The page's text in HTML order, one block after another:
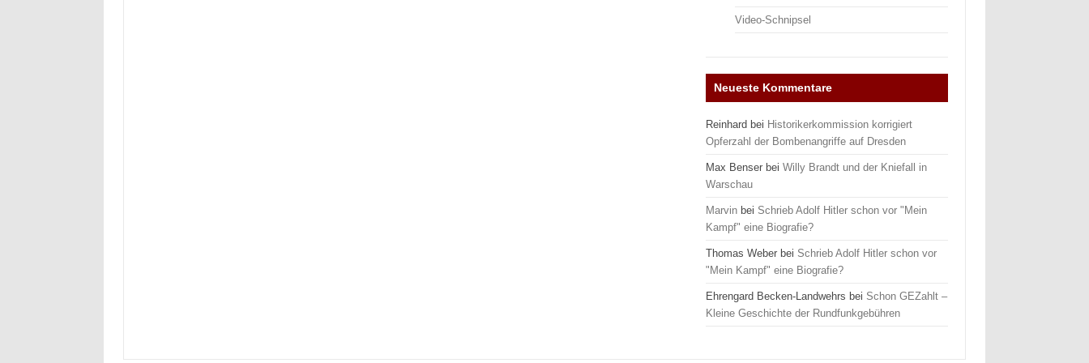
Video-Schnipsel
Neueste Kommentare
Reinhard bei Historikerkommission korrigiert
Opferzahl der Bombenangriffe auf Dresden
Max Benser beiWilly Brandt und der Kniefall in
Warschau
Marvin bei Schrieb Adolf Hitler schon vor "Mein
Kampf" eine Biografie?
Thomas Weber bei Schrieb Adolf Hitler schon vor
"Mein Kampf" eine Biografie?
Ehrengard Becken-Landwehrs bei Schon GEZahlt –
Kleine Geschichte der Rundfunkgebühren